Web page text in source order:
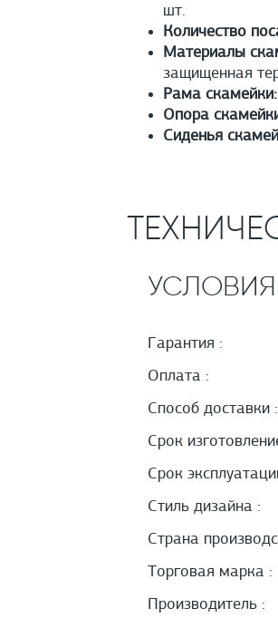
шт.
Количество
Материалы
защищенная
Рама скамейки:
Опора
Сиденья
УСЛОВИЯ
Гарантия :
Оплата :
Способ доставки :
Срок
Срок
Стиль дизайна :
Страна
Торговая марка :
Производитель :